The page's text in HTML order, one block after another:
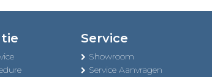
Service
Showroom
Service Aanvragen